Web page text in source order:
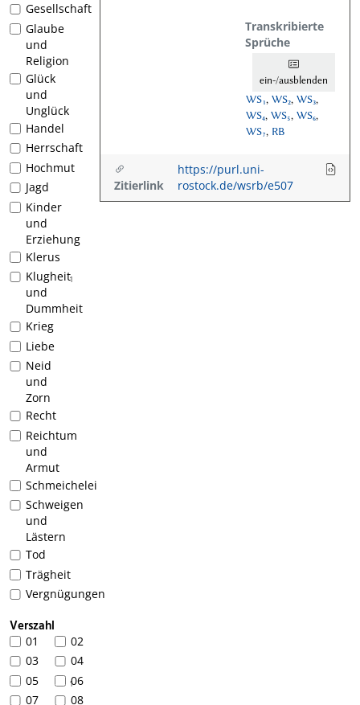
Gesellschaft
Glaube
und
Religion
Glück
und
Unglück
Handel
Herrschaft
Hochmut
Jagd
Kinder
und
Erziehung
Klerus
1
Klugheit
und
Dummheit
Krieg
Liebe
Neid
und
Zorn
Recht
Reichtum
und
Armut
Schmeichelei
Schweigen
und
Lästern
Tod
Trägheit
Vergnügungen
Verszahl
01
02
03
04
05
106
07
08
Transkribierte
Sprüche
ein-/ausblenden
WS₁, WS₂, WS₃,
WS₄, WS₅, WS₆,
WS₇, RB
Zitierlink
https://purl.uni-
rostock.de/wsrb/e507